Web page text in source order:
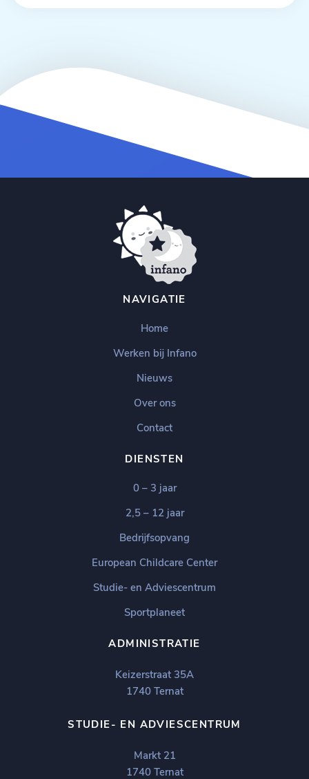
NAVIGATIE
Home
Werken bij Infano
Nieuws
Over ons
Contact
DIENSTEN
0 – 3 jaar
2,5 – 12 jaar
Bedrijfsopvang
European Childcare Center
Studie- en Adviescentrum
Sportplaneet
ADMINISTRATIE
Keizerstraat 35A
1740 Ternat
STUDIE- EN ADVIESCENTRUM
Markt 21
1740 Ternat